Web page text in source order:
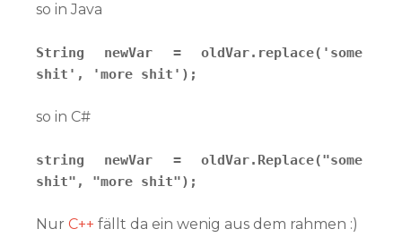
so in Java
String newVar = oldVar.replace('some
shit', 'more shit');
so in C#
string newVar = oldVar.Replace("some
shit", "more shit");
Nur C++ fällt da ein wenig aus dem rahmen :)